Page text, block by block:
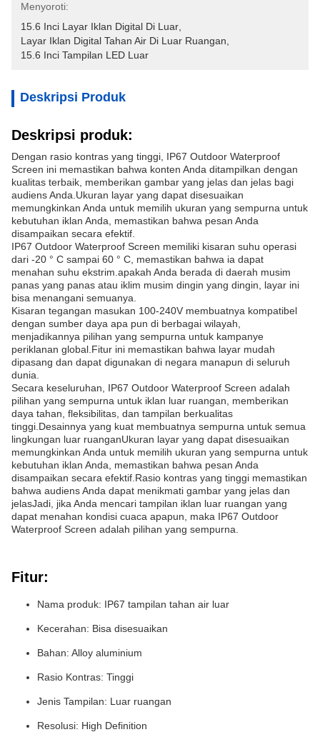
Menyoroti:
15.6 Inci Layar Iklan Digital Di Luar
Layar Iklan Digital Tahan Air Di Luar Ruangan
15.6 Inci Tampilan LED Luar
Deskripsi Produk
Deskripsi produk:
Dengan rasio kontras yang tinggi, IP67 Outdoor Waterproof
Screen ini memastikan bahwa konten Anda ditampilkan dengan
kualitas terbaik, memberikan gambar yang jelas dan jelas bagi
audiens Anda.Ukuran layar yang dapat disesuaikan
memungkinkan Anda untuk memilih ukuran yang sempurna untuk
kebutuhan iklan Anda, memastikan bahwa pesan Anda
disampaikan secara efektif.
IP67 Outdoor Waterproof Screen memiliki kisaran suhu operasi
dari -20 ° C sampai 60 ° C, memastikan bahwa ia dapat
menahan suhu ekstrim.apakah Anda berada di daerah musim
panas yang panas atau iklim musim dingin yang dingin, layar ini
bisa menangani semuanya.
Kisaran tegangan masukan 100-240V membuatnya kompatibel
dengan sumber daya apa pun di berbagai wilayah,
menjadikannya pilihan yang sempurna untuk kampanye
periklanan global.Fitur ini memastikan bahwa layar mudah
dipasang dan dapat digunakan di negara manapun di seluruh
dunia.
Secara keseluruhan, IP67 Outdoor Waterproof Screen adalah
pilihan yang sempurna untuk iklan luar ruangan, memberikan
daya tahan, fleksibilitas, dan tampilan berkualitas
tinggi.Desainnya yang kuat membuatnya sempurna untuk semua
lingkungan luar ruanganUkuran layar yang dapat disesuaikan
memungkinkan Anda untuk memilih ukuran yang sempurna untuk
kebutuhan iklan Anda, memastikan bahwa pesan Anda
disampaikan secara efektif.Rasio kontras yang tinggi memastikan
bahwa audiens Anda dapat menikmati gambar yang jelas dan
jelasJadi, jika Anda mencari tampilan iklan luar ruangan yang
dapat menahan kondisi cuaca apapun, maka IP67 Outdoor
Waterproof Screen adalah pilihan yang sempurna.
Fitur:
Nama produk: IP67 tampilan tahan air luar
Kecerahan: Bisa disesuaikan
Bahan: Alloy aluminium
Rasio Kontras: Tinggi
Jenis Tampilan: Luar ruangan
Resolusi: High Definition